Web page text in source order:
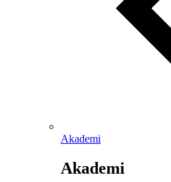
Akademi
Akademi